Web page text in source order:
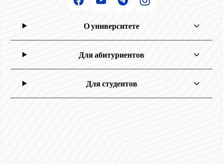
О университете
Для абитуриентов
Для студентов